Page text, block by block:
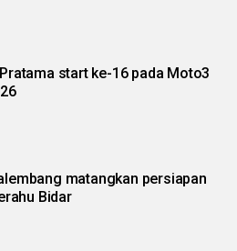
start ke-16 pada Moto3
matangkan persiapan
Bidar